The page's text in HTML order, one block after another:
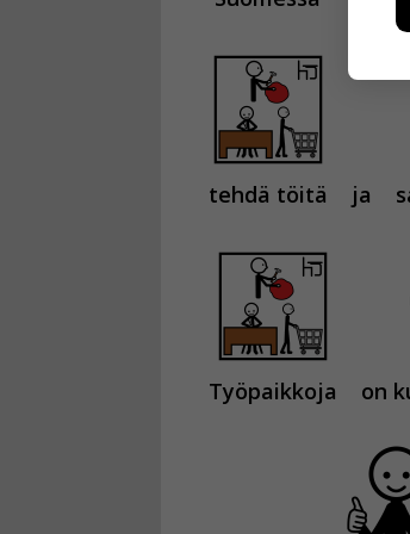
tehdä töitä ja
Työpaikkoja on